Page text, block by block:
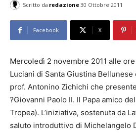
Scritto da redazione 30 Ottobre 2011
Facebook X
Mercoledì 2 novembre 2011 alle
Luciani di Santa Giustina Bellunese
prof. Antonino Zichichi che
?Giovanni Paolo II. Il Papa amico
Tropea). L’iniziativa, sostenuta da
saluto introduttivo di Michelangelo